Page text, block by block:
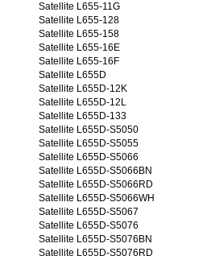
Satellite L655-11G
Satellite L655-128
Satellite L655-158
Satellite L655-16E
Satellite L655-16F
Satellite L655D
Satellite L655D-12K
Satellite L655D-12L
Satellite L655D-133
Satellite L655D-S5050
Satellite L655D-S5055
Satellite L655D-S5066
Satellite L655D-S5066BN
Satellite L655D-S5066RD
Satellite L655D-S5066WH
Satellite L655D-S5067
Satellite L655D-S5076
Satellite L655D-S5076BN
Satellite L655D-S5076RD